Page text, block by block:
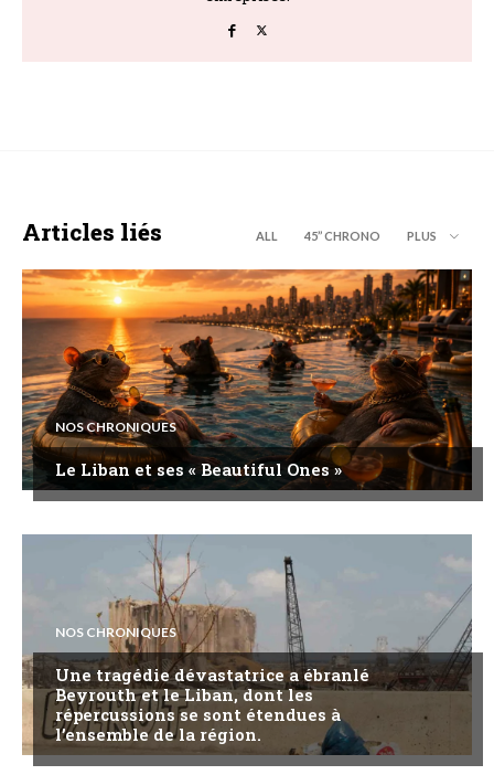
Articles liés ALL 45’’ CHRONO PLUS
NOS CHRONIQUES
Le Liban et ses « Beautiful Ones »
NOS CHRONIQUES
Une tragédie dévastatrice a ébranlé
Beyrouth et le Liban, dont les
répercussions se sont étendues à
l’ensemble de la région.